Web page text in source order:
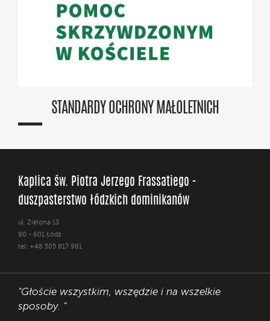
STANDARDY OCHRONY MAŁOLETNICH
Kaplica św. Piotra Jerzego Frassatiego -
duszpasterstwo łódzkich dominikanów
ul. Zielona 13
90 - 601 Łódź
tel: +48 505 817 981
"Głoście wszystkim, wszędzie i na wszelkie
sposoby. "